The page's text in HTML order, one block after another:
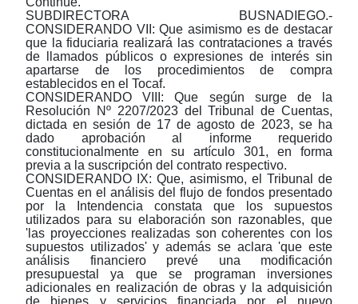
SUBDIRECTORA BUSNADIEGO.-
CONSIDERANDO VII: Que asimismo es de destacar
que la fiduciaria realizará las contrataciones a través
de llamados públicos o expresiones de interés sin
apartarse de los procedimientos de compra
establecidos en el Tocaf.
CONSIDERANDO VIII: Que según surge de la
Resolución Nº 2207/2023 del Tribunal de Cuentas,
dictada en sesión de 17 de agosto de 2023, se ha
dado aprobación al informe requerido
constitucionalmente en su artículo 301, en forma
previa a la suscripción del contrato respectivo.
CONSIDERANDO IX: Que, asimismo, el Tribunal de
Cuentas en el análisis del flujo de fondos presentado
por la Intendencia constata que los supuestos
utilizados para su elaboración son razonables, que
'las proyecciones realizadas son coherentes con los
supuestos utilizados' y además se aclara 'que este
análisis financiero prevé una modificación
presupuestal ya que se programan inversiones
adicionales en realización de obras y la adquisición
de bienes y servicios financiada por el nuevo